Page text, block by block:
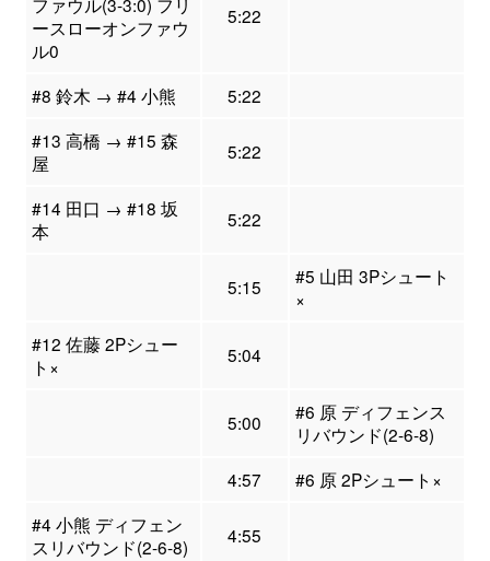
ースローオンファウ
ル0
5:22
#8 鈴木 → #4 小熊
5:22
#13 高橋 → #15 森
屋
5:22
#14 田口 → #18 坂
本
5:22
5:15
#5 山田 3Pシュート
×
#12 佐藤 2Pシュー
ト×
5:04
5:00
#6 原 ディフェンス
リバウンド(2-6-8)
4:57
#6 原 2Pシュート×
#4 小熊 ディフェン
スリバウンド(2-6-8)
4:55